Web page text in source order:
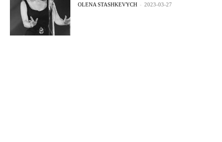
OLENA STASHKEVYCH - 2023-03-27